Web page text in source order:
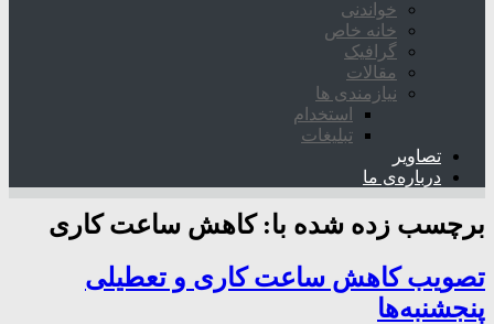
خواندنی
خانه خاص
گرافیک
مقالات
نیازمندی ها
استخدام
تبلیغات
تصاویر
درباره‌ی ما
برچسب زده شده با:کاهش ساعت کاری
تصویب کاهش ساعت کاری و تعطیلی
پنجشنبه‌ها